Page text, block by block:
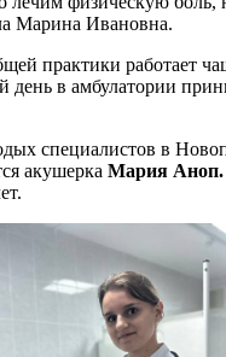
Марина Ивановна.
практики работает
день в амбулатории
специалистов в
акушерка Мария Аноп.